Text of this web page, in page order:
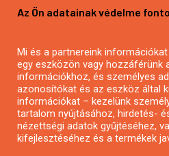
PÁLYÁZATFIGYELŐ
Pályázatok
Pályázatok civil
Pályázatok vállalkozásoknak
Önkormányzati pályázatok
Az Ön adatainak védelme
Mi és a partnereink
egy eszközön vagy hozzáférünk
információkhoz, és személyes
azonosítókat és az eszköz által
információkat – kezelünk
tartalom nyújtásához, hirdetés-
nézettségi adatok gyűjtéséhez,
kifejlesztéséhez és a termékek